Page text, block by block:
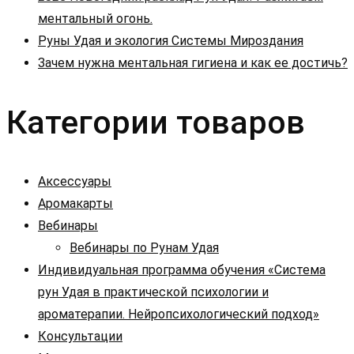
ментальный огонь.
Руны Удая и экология Системы Мироздания
Зачем нужна ментальная гигиена и как ее достичь?
Категории товаров
Аксессуары
Аромакарты
Вебинары
Вебинары по Рунам Удая
Индивидуальная программа обучения «Система
рун Удая в практической психологии и
ароматерапии. Нейропсихологический подход»
Консультации